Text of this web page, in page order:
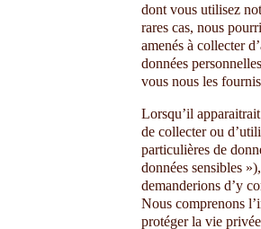
dont vous utilisez
rares cas, nous
amenés à collecter
données
vous nous les
Lorsqu’il
de collecter ou
particulières de
données sensibles
demanderions d’y
Nous comprenons
protéger la vie